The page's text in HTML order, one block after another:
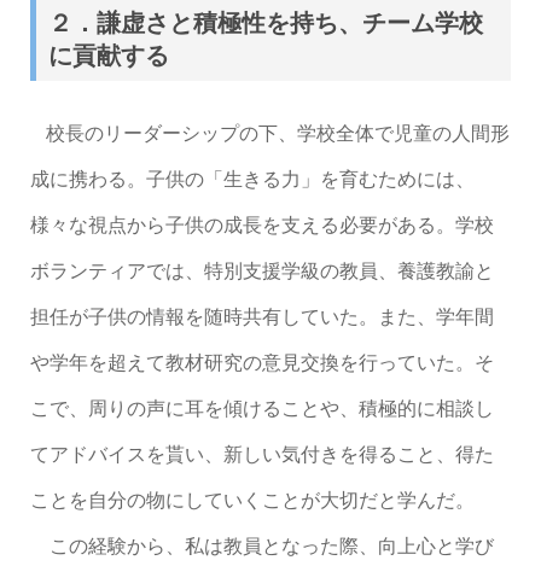
２．謙虚さと積極性を持ち、チーム学校
に貢献する
校長のリーダーシップの下、学校全体で児童の人間形
成に携わる。子供の「生きる力」を育むためには、
様々な視点から子供の成長を支える必要がある。学校
ボランティアでは、特別支援学級の教員、養護教諭と
担任が子供の情報を随時共有していた。また、学年間
や学年を超えて教材研究の意見交換を行っていた。そ
こで、周りの声に耳を傾けることや、積極的に相談し
てアドバイスを貰い、新しい気付きを得ること、得た
ことを自分の物にしていくことが大切だと学んだ。
この経験から、私は教員となった際、向上心と学び